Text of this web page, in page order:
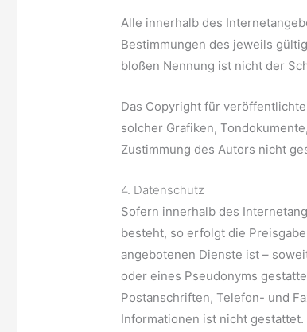
Alle innerhalb des
Bestimmungen des jeweils
bloßen Nennung ist nicht der
Das Copyright für
solcher Grafiken,
Zustimmung des Autors nicht
4. Datenschutz
Sofern innerhalb des
besteht, so erfolgt die
angebotenen Dienste ist –
oder eines Pseudonyms
Postanschriften, Telefon- und
Informationen ist nicht